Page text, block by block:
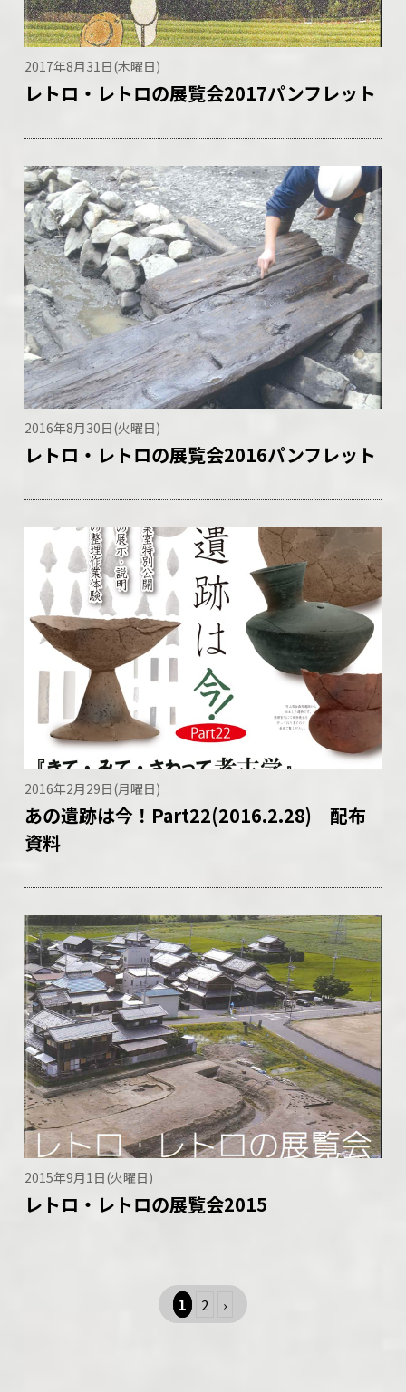
2017年8月31日(木曜日)
レトロ・レトロの展覧会2017パンフレット
2016年8月30日(火曜日)
レトロ・レトロの展覧会2016パンフレット
2016年2月29日(月曜日)
あの遺跡は今！Part22(2016.2.28) 配布
資料
2015年9月1日(火曜日)
レトロ・レトロの展覧会2015
1 2 ›